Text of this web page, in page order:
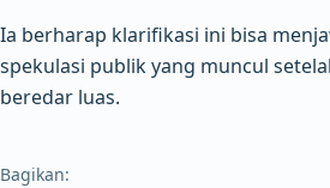
Ia berharap klarifikasi ini bisa
spekulasi publik yang muncul
beredar luas.
Bagikan: